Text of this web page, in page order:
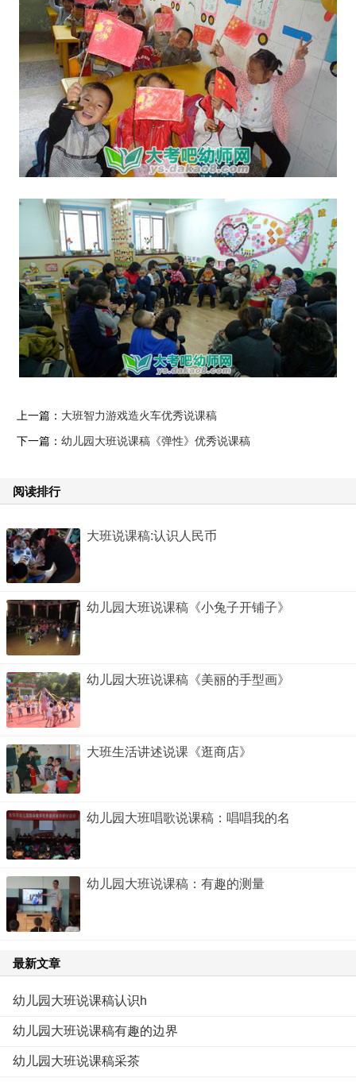
上一篇： 大班智力游戏造火车优秀说课稿
下一篇： 幼儿园大班说课稿《弹性》优秀说课稿
阅读排行
大班说课稿:认识人民币
幼儿园大班说课稿《小兔子开铺子》
幼儿园大班说课稿《美丽的手型画》
大班生活讲述说课《逛商店》
幼儿园大班唱歌说课稿：唱唱我的名
幼儿园大班说课稿：有趣的测量
最新文章
幼儿园大班说课稿认识h
幼儿园大班说课稿有趣的边界
幼儿园大班说课稿采茶